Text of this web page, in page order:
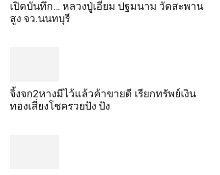
เปิดบันทึก… หลวงปู่เอี่ยม ​ปฐม​นาม​ วัดสะพาน
สูง​ จว.นนทบุรี
จิ้งจก​2​หาง​มีไว้แล้ว​ค้าขาย​ดี​ เรียก​ทรัพย์เงิน
ทอง​เสี่ยงโชค​รวยปัง​ ปัง​